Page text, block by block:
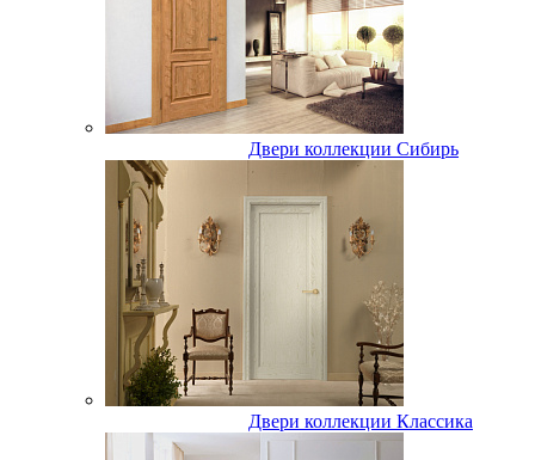
Двери коллекции Сибирь
Двери коллекции Классика